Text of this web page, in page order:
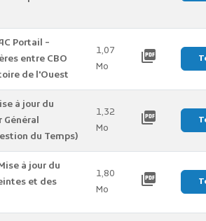
Portail -
entre CBO
de l'Ouest
1,07
Mo
picture_as_pdf
à jour du
du Temps)
1,32
Mo
picture_as_pdf
à jour du
et des
1,80
Mo
picture_as_pdf